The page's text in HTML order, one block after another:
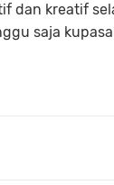
dan kreatif
saja